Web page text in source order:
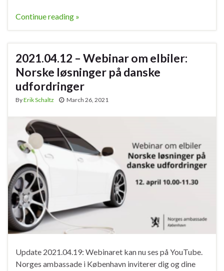
Continue reading »
2021.04.12 – Webinar om elbiler:
Norske løsninger på danske
udfordringer
ByErik Schaltz March 26, 2021
Update 2021.04.19: Webinaret kan nu ses på YouTube.
Norges ambassade i København inviterer dig og dine